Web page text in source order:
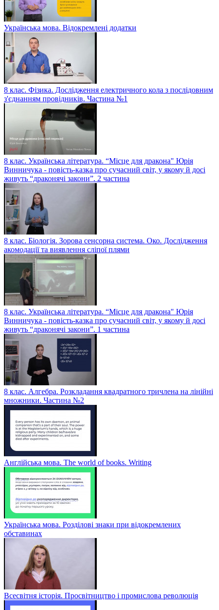
Українська мова. Відокремлені додатки
8 клас. Фізика. Дослідження електричного кола з послідовним
з'єднанням провідників. Частина №1
8 клас. Українська література. “Місце для дракона" Юрія
Винничука - повість-казка про сучасний світ, у якому й досі
живуть “драконячі закони”. 2 частина
8 клас. Біологія. Зорова сенсорна система. Око. Дослідження
акомодації та виявлення сліпої плями
8 клас. Українська література. “Місце для дракона" Юрія
Винничука - повість-казка про сучасний світ, у якому й досі
живуть “драконячі закони”. 1 частина
8 клас. Алгебра. Розкладання квадратного тричлена на лінійні
множники. Частина №2
Англійська мова. The world of books. Writing
Українська мова. Розділові знаки при відокремлених
обставинах
Всесвітня історія. Просвітництво і промислова революція